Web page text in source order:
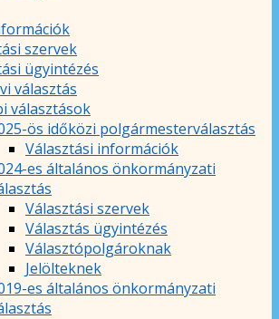
szervek
ügyintézés
választás
választások
ös időközi polgármesterválasztás
Választási információk
es általános önkormányzati
Választási szervek
Választás ügyintézés
Választópolgároknak
Jelölteknek
es általános önkormányzati